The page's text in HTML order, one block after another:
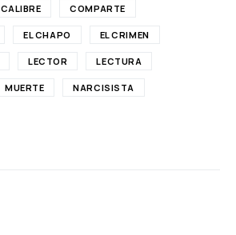
CALIBRE COMPARTE
EL CHAPO EL CRIMEN
LECTOR LECTURA
MUERTE NARCISISTA